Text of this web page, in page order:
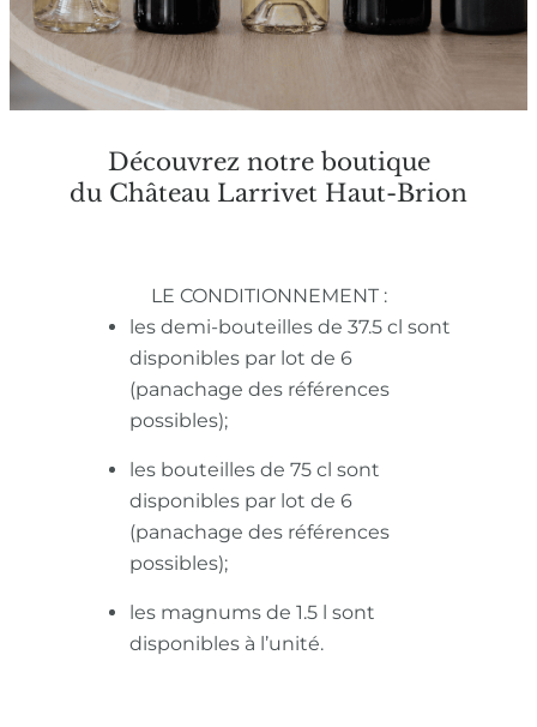
Découvrez notre boutique
du Château Larrivet Haut-Brion
LE CONDITIONNEMENT :
les demi-bouteilles de 37.5 cl sont
disponibles par lot de 6
(panachage des références
possibles);
les bouteilles de 75 cl sont
disponibles par lot de 6
(panachage des références
possibles);
les magnums de 1.5 l sont
disponibles à l’unité.